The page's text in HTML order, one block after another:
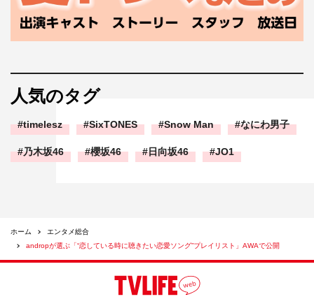
人気のタグ
timelesz SixTONES Snow Man なにわ男子
乃木坂46 櫻坂46 日向坂46 JO1
ホーム
エンタメ総合
andropが選ぶ「“恋している時に聴きたい恋愛ソング”プレイリスト」AWAで公開